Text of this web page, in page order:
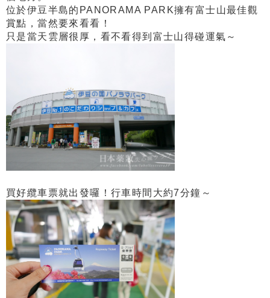
位於伊豆半島的PANORAMA PARK擁有富士山最佳觀
賞點，當然要來看看！
只是當天雲層很厚，看不看得到富士山得碰運氣～
買好纜車票就出發囉！行車時間大約7分鐘～